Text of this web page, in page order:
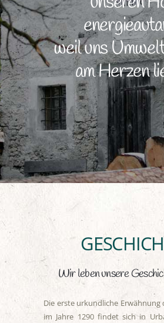
weil uns
am Herzen
Wir leben unsere
Die erste urkundliche Erwähnung
im Jahre 1290 findet sich in